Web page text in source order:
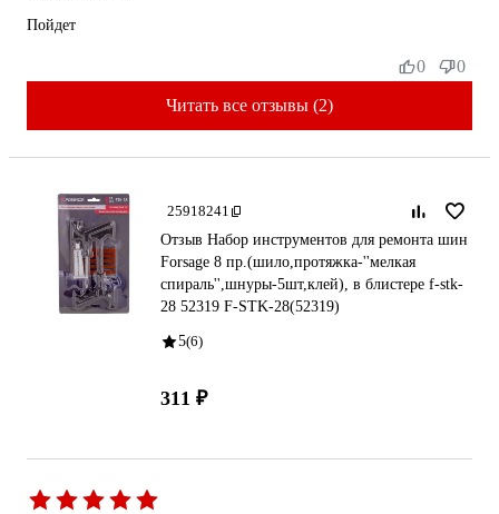
Пойдет
Читать все отзывы (2)
0 0
25918241
Отзыв Набор инструментов для ремонта шин
Forsage 8 пр.(шило,протяжка-''мелкая
спираль'',шнуры-5шт,клей), в блистере f-stk-
28 52319 F-STK-28(52319)
5(6)
311 ₽